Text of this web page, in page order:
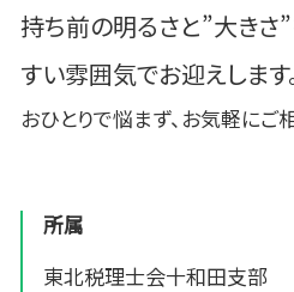
持ち前の明るさと”大きさ
すい雰囲気でお迎えします
おひとりで悩まず、お気軽にご
所属
東北税理士会十和田支部